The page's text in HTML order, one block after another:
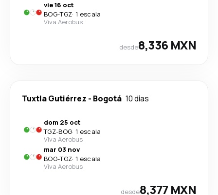
vie 16 oct
BOG-TGZ· 1 escala
Viva Aerobus
desde8,336 MXN
Tuxtla Gutiérrez - Bogotá 10 días
dom 25 oct
TGZ-BOG· 1 escala
Viva Aerobus
mar 03 nov
BOG-TGZ· 1 escala
Viva Aerobus
desde8,377 MXN